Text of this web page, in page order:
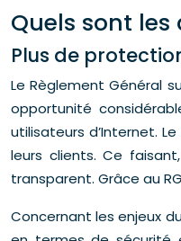
Quels sont les
Plus de
Le Règlement Général
opportunité
utilisateurs d’Internet.
leurs clients. Ce
transparent. Grâce au
Concernant les enjeux